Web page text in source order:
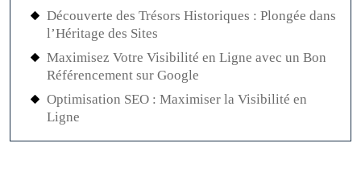
Découverte des Trésors Historiques : Plongée dans
l’Héritage des Sites
Maximisez Votre Visibilité en Ligne avec un Bon
Référencement sur Google
Optimisation SEO : Maximiser la Visibilité en
Ligne